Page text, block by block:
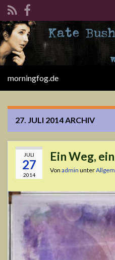
Search for:
morningfog.de
27. JULI 2014ARCHIV
JULI
27
2014
Ein Weg,
Von admin unter